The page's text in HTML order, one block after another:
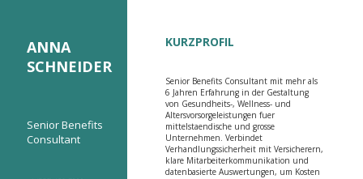
ANNA
SCHNEIDER
Senior Benefits
Consultant
KURZPROFIL
Senior Benefits Consultant mit mehr als
6 Jahren Erfahrung in der Gestaltung
von Gesundheits-, Wellness- und
Altersvorsorgeleistungen fuer
mittelstaendische und grosse
Unternehmen. Verbindet
Verhandlungssicherheit mit Versicherern,
klare Mitarbeiterkommunikation und
datenbasierte Auswertungen, um Kosten